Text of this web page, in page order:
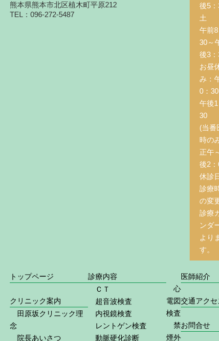
熊本県熊本市北区植木町平原212
TEL：096-272-5487
後5
土
午前
30～
後3
お昼
み：
0：
午後
30
(当番
時の
正午
後2
休診
診療
の変
診療
ンダ
より
す。
トップページ
クリニック案内
田原坂クリニック理
念
院長あいさつ
診療内容
ＣＴ
超音波検査
内視鏡検査
レントゲン検査
動脈硬化診断
心
電図
検査
禁
煙外
医師紹介
交通アクセ
お問合せ